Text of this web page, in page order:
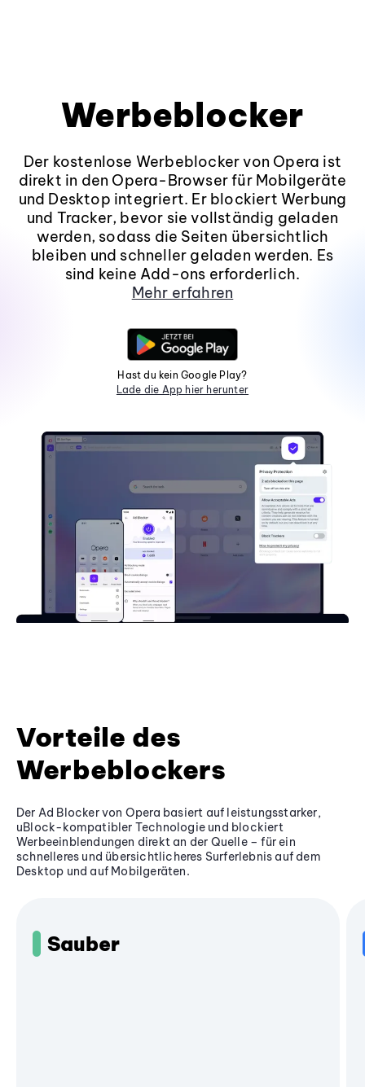
Werbeblocker
Der kostenlose Werbeblocker von Opera ist
direkt in den Opera-Browser für Mobilgeräte
und Desktop integriert. Er blockiert Werbung
und Tracker, bevor sie vollständig geladen
werden, sodass die Seiten übersichtlich
bleiben und schneller geladen werden. Es
sind keine Add-ons erforderlich.
Mehr erfahren
Hast du kein Google Play?
Lade die App hier herunter
Vorteile des
Werbeblockers
Der Ad Blocker von Opera basiert auf leistungsstarker,
uBlock-kompatibler Technologie und blockiert
Werbeeinblendungen direkt an der Quelle – für ein
schnelleres und übersichtlicheres Surferlebnis auf dem
Desktop und auf Mobilgeräten.
Sauber